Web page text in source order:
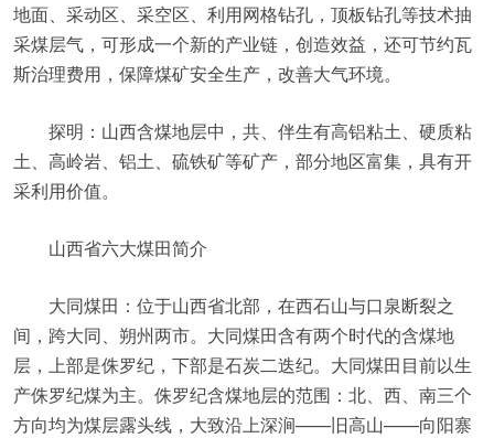
地面、采动区、采空区、利用网格钻孔，顶板钻孔等技术抽
采煤层气，可形成一个新的产业链，创造效益，还可节约瓦
斯治理费用，保障煤矿安全生产，改善大气环境。
探明：山西含煤地层中，共、伴生有高铝粘土、硬质粘
土、高岭岩、铝土、硫铁矿等矿产，部分地区富集，具有开
采利用价值。
山西省六大煤田简介
大同煤田：位于山西省北部，在西石山与口泉断裂之
间，跨大同、朔州两市。大同煤田含有两个时代的含煤地
层，上部是侏罗纪，下部是石炭二迭纪。大同煤田目前以生
产侏罗纪煤为主。侏罗纪含煤地层的范围：北、西、南三个
方向均为煤层露头线，大致沿上深涧——旧高山——向阳寨